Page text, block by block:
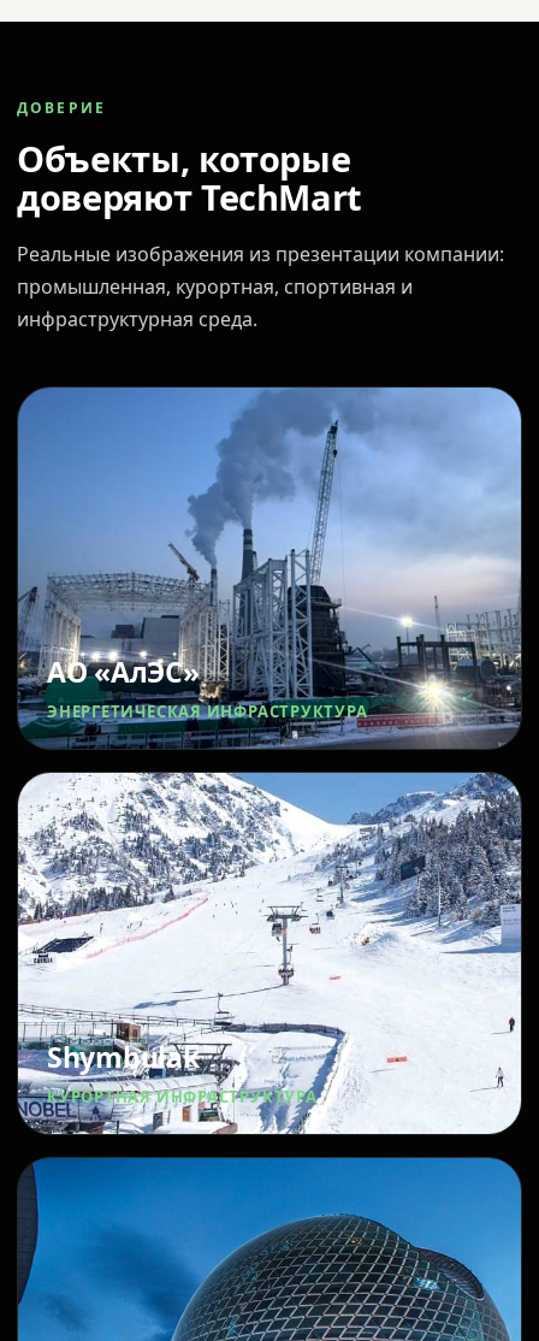
ДОВЕРИЕ
Объекты, которые
доверяют TechMart
Реальные изображения из презентации компании:
промышленная, курортная, спортивная и
инфраструктурная среда.
АО «АлЭС»
ЭНЕРГЕТИЧЕСКАЯ ИНФРАСТРУКТУРА
Shymbulak
КУРОРТНАЯ ИНФРАСТРУКТУРА